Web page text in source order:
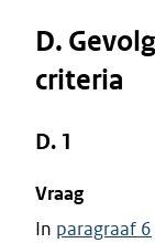
D.
criteria
D. 1
Vraag
In paragraaf 6